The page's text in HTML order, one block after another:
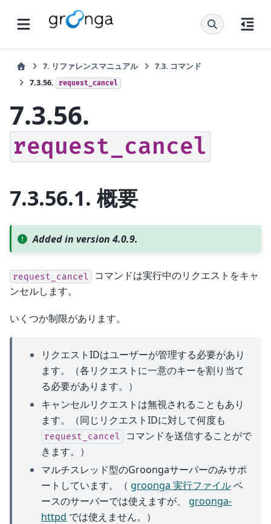
7. リファレンスマニュアル 7.3. コマンド
7.3.56.
request_cancel
7.3.56.
request_cancel
7.3.56.1.概要
Added in version 4.0.9.
request_cancel
コマンドは実行中のリクエストをキャ
ンセルします。
いくつか制限があります。
リクエストIDはユーザーが管理する必要があり
ます。（各リクエストに一意のキーを割り当て
る必要があります。）
キャンセルリクエストは無視されることもあり
ます。（同じリクエストIDに対して何度も
request_cancel
コマンドを送信することがで
きます。）
マルチスレッド型のGroongaサーバーのみサポ
ートしています。（ groonga 実行ファイルベ
ースのサーバーでは使えますが、 groonga-
httpd では使えません。）